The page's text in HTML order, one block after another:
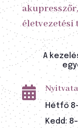
életvezetési
A

Hétfő
Kedd: